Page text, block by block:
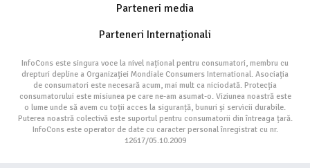
Parteneri media
Parteneri Internaționali
InfoCons este singura voce la nivel național pentru consumatori, membru cu
drepturi depline a Organizației Mondiale Consumers International. Asociația
de consumatori este necesară acum, mai mult ca niciodată. Protecția
consumatorului este misiunea pe care ne-am asumat-o. Viziunea noastră este
o lume unde să avem cu toții acces la siguranță, bunuri și servicii durabile.
Puterea noastră colectivă este suportul pentru consumatorii din întreaga țară.
InfoCons este operator de date cu caracter personal înregistrat cu nr.
12617/05.10.2009